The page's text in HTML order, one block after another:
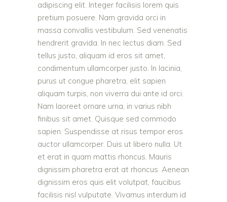
adipiscing elit. Integer facilisis lorem quis
pretium posuere. Nam gravida orci in
massa convallis vestibulum. Sed venenatis
hendrerit gravida. In nec lectus diam. Sed
tellus justo, aliquam id eros sit amet,
condimentum ullamcorper justo. In lacinia,
purus ut congue pharetra, elit sapien
aliquam turpis, non viverra dui ante id orci.
Nam laoreet ornare urna, in varius nibh
finibus sit amet. Quisque sed commodo
sapien. Suspendisse at risus tempor eros
auctor ullamcorper. Duis ut libero nulla. Ut
et erat in quam mattis rhoncus. Mauris
dignissim pharetra erat at rhoncus. Aenean
dignissim eros quis elit volutpat, faucibus
facilisis nisl vulputate. Vivamus interdum id